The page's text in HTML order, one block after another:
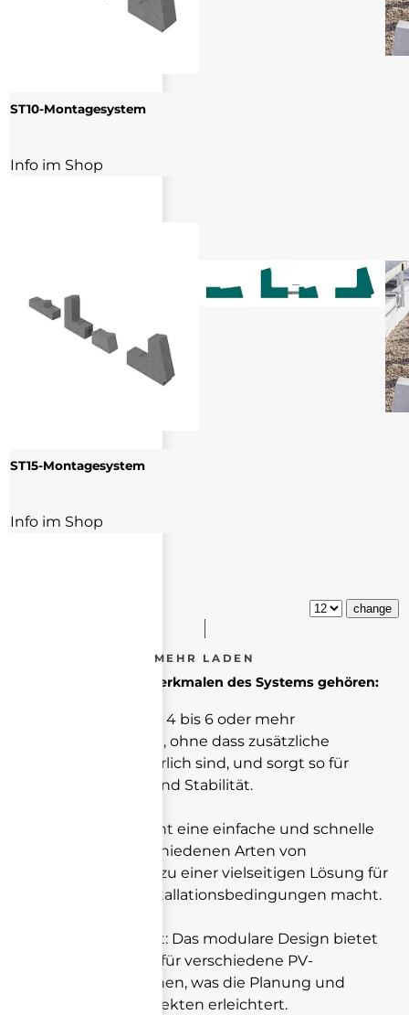
ST10-Montagesystem
Info im Shop
ST15-Montagesystem
Info im Shop
Zu den wichtigsten Merkmalen des Systems gehören:
Langlebigkeit: bietet 4 bis 6 oder mehr
Befestigungspunkte, ohne dass zusätzliche
Halterungen erforderlich sind, und sorgt so für
erhöhte Festigkeit und Stabilität.
rmöglicht eine einfache und schnelle
Installation auf verschiedenen Arten von
Oberflächen, was es zu einer vielseitigen Lösung für
eine Vielzahl von Installationsbedingungen macht.
Anpassungsfähigkeit: Das modulare Design bietet
eine einzige Lösung für verschiedene PV-
Systemkonfigurationen, was die Planung und
Umsetzung von Projekten erleichtert.